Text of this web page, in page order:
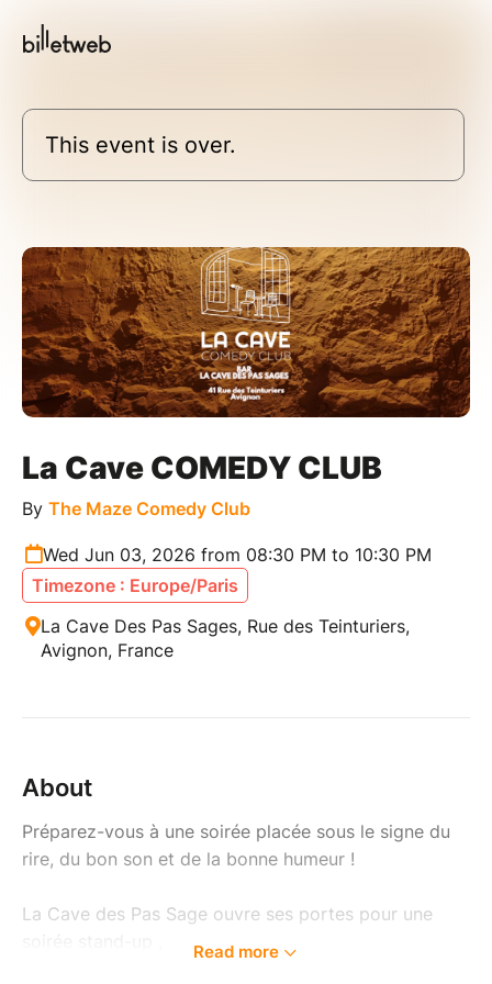
This event is over.
La Cave COMEDY CLUB
By The Maze Comedy Club
Wed Jun 03, 2026 from 08:30 PM to 10:30 PM
Timezone : Europe/Paris
La Cave Des Pas Sages, Rue des Teinturiers,
Avignon, France
About
Préparez-vous à une soirée placée sous le signe du
rire, du bon son et de la bonne humeur !
La Cave des Pas Sage ouvre ses portes pour une
Read more